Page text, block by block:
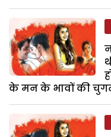
के मन के भावों की